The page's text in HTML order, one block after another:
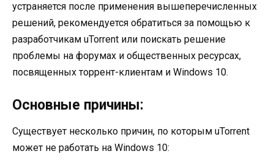
устраняется после применения вышеперечисленных
решений, рекомендуется обратиться за помощью к
разработчикам uTorrent или поискать решение
проблемы на форумах и общественных ресурсах,
посвященных торрент-клиентам и Windows 10.
Основные причины:
Существует несколько причин, по которым uTorrent
может не работать на Windows 10: